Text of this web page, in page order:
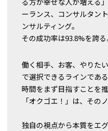
ーランス、コンサルタン
ンサルティング。
その成功率は93.8%を誇る
働く相手、お客、やりた
で選択できるラインであ
時間をまず目指すことを
「オクゴエ！」は、その
独自の視点から本質をエ